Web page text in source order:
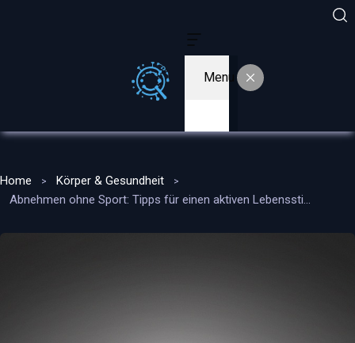
Menu
Home
Körper & Gesundheit
Abnehmen ohne Sport: Tipps für einen aktiven Lebensstil ohne Fitnessstudio